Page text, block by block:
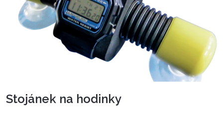
Stojánek na hodinky